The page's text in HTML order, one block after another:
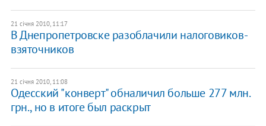
21 січня 2010, 11:17
В Днепропетровске разоблачили налоговиков-
взяточников
21 січня 2010, 11:08
Одесский "конверт" обналичил больше 277 млн.
грн., но в итоге был раскрыт